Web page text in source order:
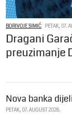
BORIVOJE SIMIĆ PETAK, 07.
Dragani
preuzimanje
Nova banka
PETAK, 07. AUGUST 2026.